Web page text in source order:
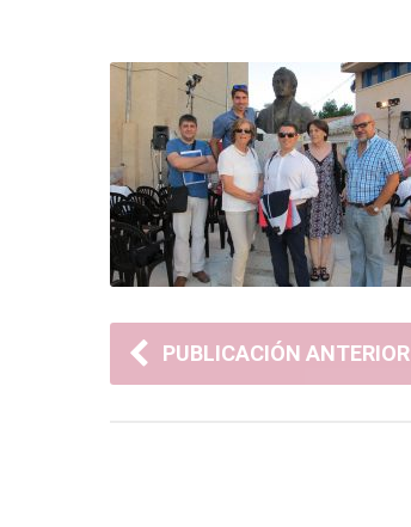
PUBLICACIÓN ANTERIOR